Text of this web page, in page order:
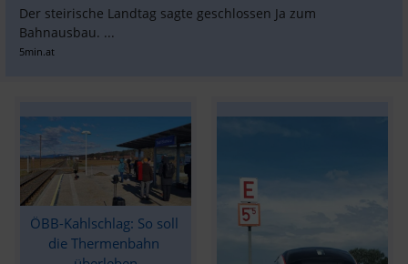
Der steirische Landtag sagte geschlossen Ja zum
Bahnausbau. ...
5min.at
ÖBB-Kahlschlag: So soll
die Thermenbahn